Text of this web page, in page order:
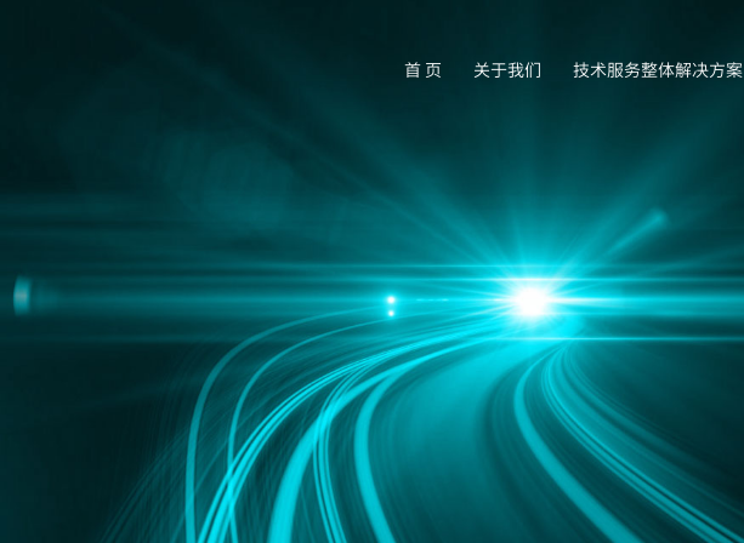
首 页 关于我们 技术服务整体解决方案